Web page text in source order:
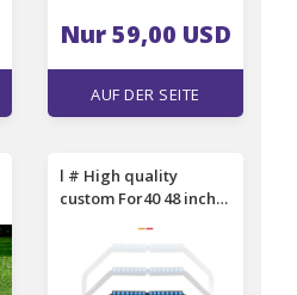
Nur 59,00 USD
AUF DER SEITE
l # High quality
custom For40 48 inch
children foldable
trampoline home gym
fitness equipment